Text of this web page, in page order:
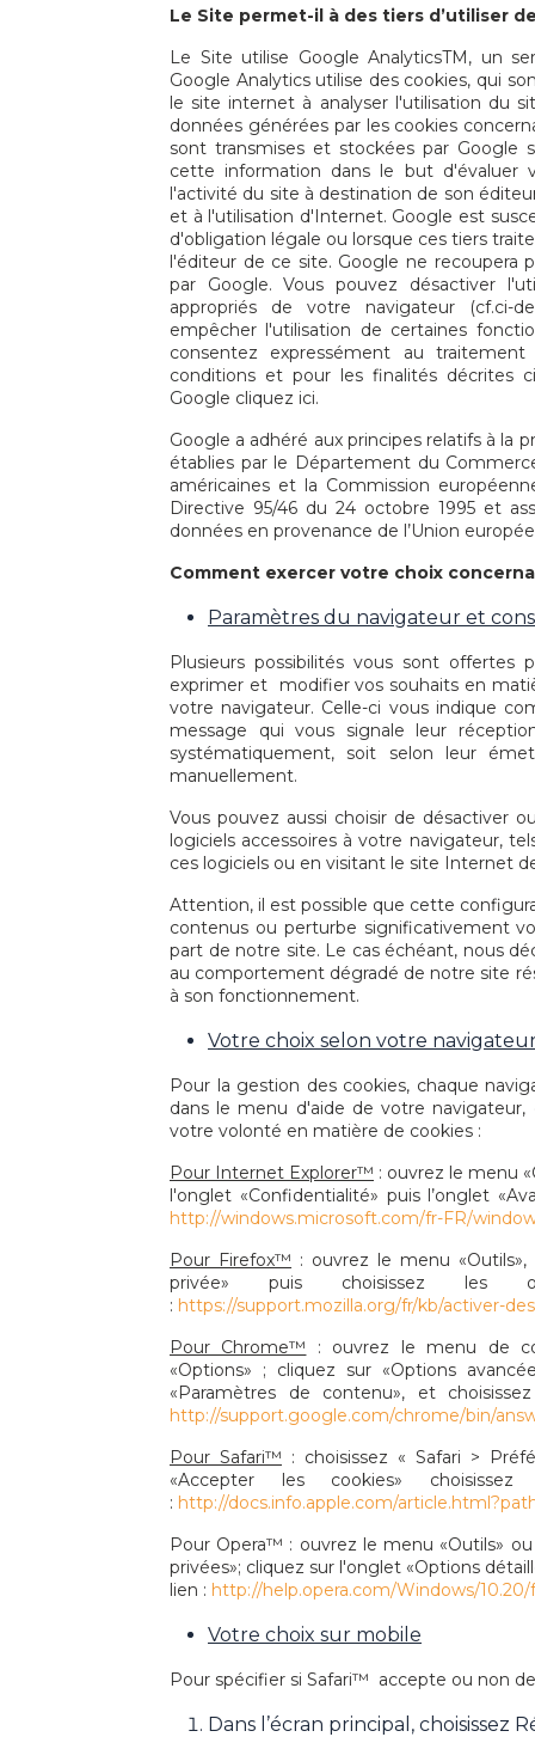
Le Site permet-il à des tiers d’utiliser
Le Site utilise Google AnalyticsTM, un
Google Analytics utilise des cookies, qui
le site internet à analyser l'utilisation du
données générées par les cookies
sont transmises et stockées par Google
cette information dans le but d'évaluer
l'activité du site à destination de son
et à l'utilisation d'Internet. Google est
d'obligation légale ou lorsque ces tiers
l'éditeur de ce site. Google ne recoupera
par Google. Vous pouvez désactiver
appropriés de votre navigateur (cf.ci-
empêcher l'utilisation de certaines
consentez expressément au
conditions et pour les finalités décrites
Google cliquez ici.
Google a adhéré aux principes relatifs à la
établies par le Département du
américaines et la Commission
Directive 95/46 du 24 octobre 1995 et
données en provenance de l’Union
Comment exercer votre choix
Paramètres du navigateur et
Plusieurs possibilités vous sont
exprimer et modifier vos souhaits en
votre navigateur. Celle-ci vous indique
message qui vous signale leur
systématiquement, soit selon leur
manuellement.
Vous pouvez aussi choisir de désactiver
logiciels accessoires à votre navigateur,
ces logiciels ou en visitant le site Internet
Attention, il est possible que cette
contenus ou perturbe significativement
part de notre site. Le cas échéant, nous
au comportement dégradé de notre site
à son fonctionnement.
Votre choix selon votre
Pour la gestion des cookies, chaque
dans le menu d'aide de votre
votre volonté en matière de cookies :
Pour Internet Explorer™ : ouvrez le menu
l'onglet «Confidentialité» puis l’onglet
http://windows.microsoft.com/fr-FR/
Pour Firefox™ : ouvrez le menu
privée» puis choisissez les
: https://support.mozilla.org/fr/kb/activer-
Pour Chrome™ : ouvrez le menu de
«Options» ; cliquez sur «Options
«Paramètres de contenu», et
http://support.google.com/chrome/bin/
Pour Safari™ : choisissez « Safari >
«Accepter les cookies»
: http://docs.info.apple.com/
Pour Opera™ : ouvrez le menu «Outils»
privées»; cliquez sur l'onglet «Options
lien : http://help.opera.com/Windows/
Votre choix sur mobile
Pour spécifier si Safari™ accepte ou non
Dans l’écran principal, choisissez